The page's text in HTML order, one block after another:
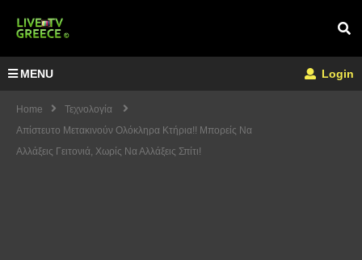
MENU Login
Home
Τεχνολογία
Απίστευτο Μετακινούν Ολόκληρα Κτήρια!! Μπορείς Να
Αλλάξεις Γειτονιά, Χωρίς Να Αλλάξεις Σπίτι!